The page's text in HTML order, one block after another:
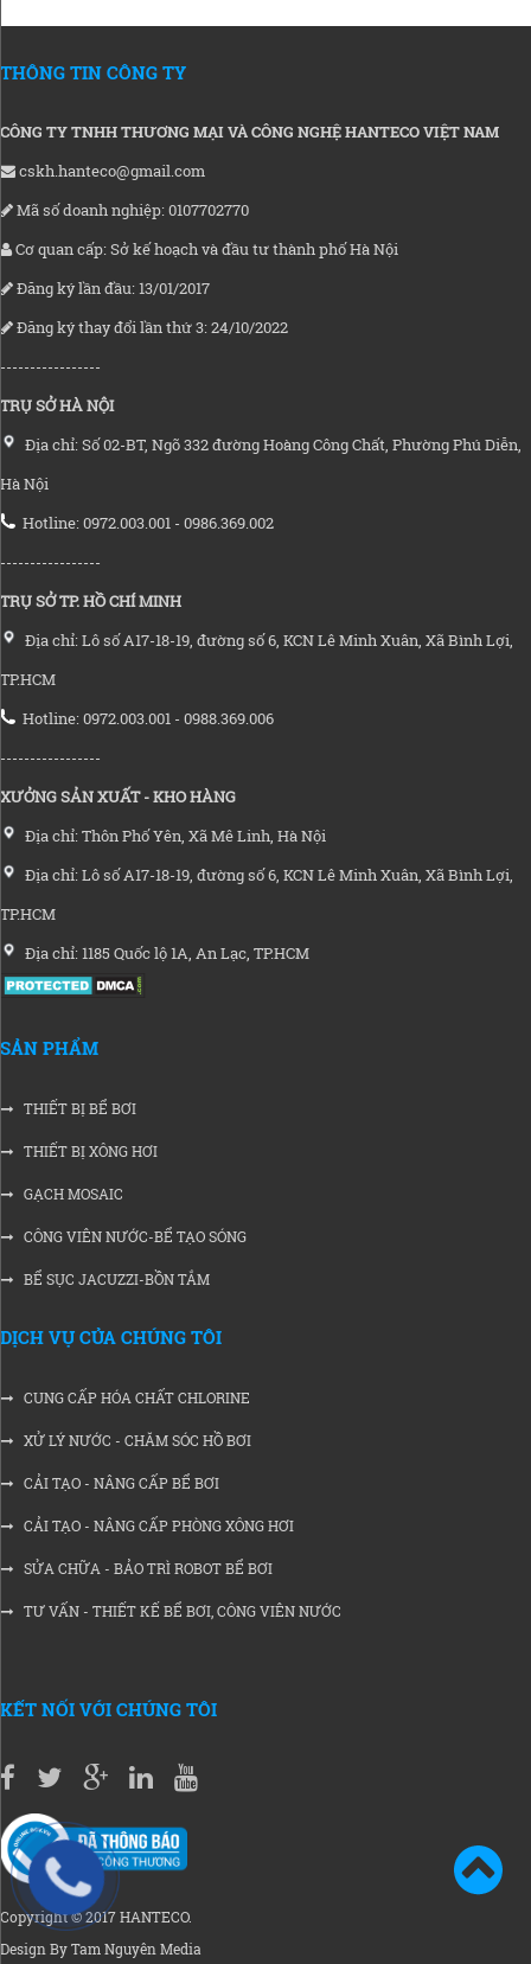
THÔNG TIN CÔNG TY
CÔNG TY TNHH THƯƠNG MẠI VÀ CÔNG NGHỆ HANTECO VIỆT NAM
cskh.hanteco@gmail.com
Mã số doanh nghiệp: 0107702770
Cơ quan cấp: Sở kế hoạch và đầu tư thành phố Hà Nội
Đăng ký lần đầu: 13/01/2017
Đăng ký thay đổi lần thứ 3: 24/10/2022
-----------------
TRỤ SỞ HÀ NỘI
Địa chỉ: Số 02-BT, Ngõ 332 đường Hoàng Công Chất, Phường Phú Diễn,
Hà Nội
Hotline: 0972.003.001 - 0986.369.002
-----------------
TRỤ SỞ TP. HỒ CHÍ MINH
Địa chỉ: Lô số A17-18-19, đường số 6, KCN Lê Minh Xuân, Xã Bình Lợi,
TP.HCM
Hotline: 0972.003.001 - 0988.369.006
-----------------
XƯỞNG SẢN XUẤT - KHO HÀNG
Địa chỉ: Thôn Phố Yên, Xã Mê Linh, Hà Nội
Địa chỉ: Lô số A17-18-19, đường số 6, KCN Lê Minh Xuân, Xã Bình Lợi,
TP.HCM
Địa chỉ: 1185 Quốc lộ 1A, An Lạc, TP.HCM
SẢN PHẨM
THIẾT BỊ BỂ BƠI
THIẾT BỊ XÔNG HƠI
GẠCH MOSAIC
CÔNG VIÊN NƯỚC-BỂ TẠO SÓNG
BỂ SỤC JACUZZI-BỒN TẮM
DỊCH VỤ CỦA CHÚNG TÔI
CUNG CẤP HÓA CHẤT CHLORINE
XỬ LÝ NƯỚC - CHĂM SÓC HỒ BƠI
CẢI TẠO - NÂNG CẤP BỂ BƠI
CẢI TẠO - NÂNG CẤP PHÒNG XÔNG HƠI
SỬA CHỮA - BẢO TRÌ ROBOT BỂ BƠI
TƯ VẤN - THIẾT KẾ BỂ BƠI, CÔNG VIÊN NƯỚC
KẾT NỐI VỚI CHÚNG TÔI
Copyright © 2017 HANTECO.
Design By Tam Nguyên Media